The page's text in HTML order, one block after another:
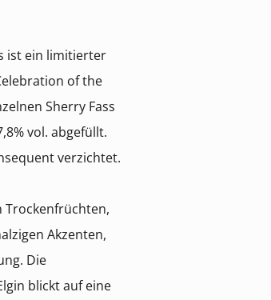
ist ein limitierter
of the
Sherry Fass
vol. abgefüllt.
verzichtet.
Trockenfrüchten,
Akzenten,
Die
blickt auf eine